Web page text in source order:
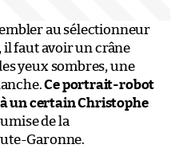
au sélectionneur
il faut avoir un crâne
yeux sombres, une
Ce portrait-robot
un certain Christophe
de la
Garonne.